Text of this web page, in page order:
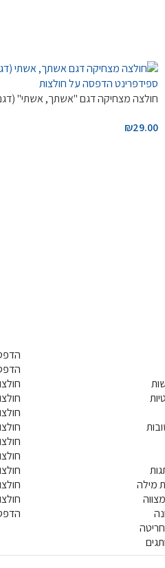
חולצה מצחיקה דגם "אשתך, אשתי" (דגם
₪29.00
מילה